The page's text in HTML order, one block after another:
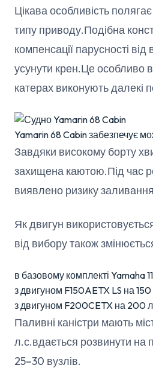
Цікава особливість
типу приводу.Подібна
компенсації парусності
усунути крен.Це особливо
катерах виконують далекі
Yamarin 68 Cabin забезпечує
Завдяки високому борту
захищена каютою.Під час
виявлено ризику заливання
Як двигун
від вибору також
в базовому комплекті Yamaha
з двигуном F150AETX LS на 150
з двигуном F200CETX на 200
Паливні каністри мають
л.с.вдається розвинути на
25–30 вузлів.